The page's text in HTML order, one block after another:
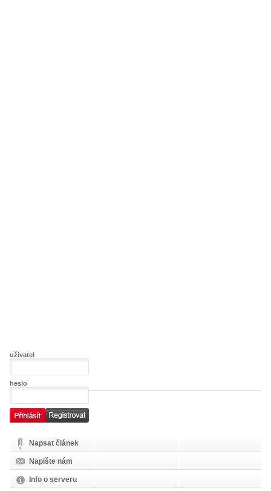
uživatel
heslo
Napsat článek
Napište nám
Info o serveru